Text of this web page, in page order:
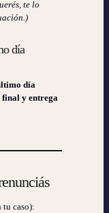
te lo
día
día
y entrega
tu caso):